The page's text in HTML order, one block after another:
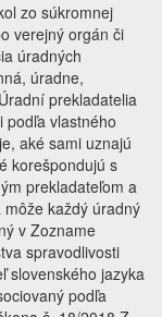
zo súkromnej
verejný orgán či
úradných
úradne,
prekladatelia
podľa vlastného
aké sami uznajú
korešpondujú s
prekladateľom a
každý úradný
v Zozname
spravodlivosti
slovenského jazyka
podľa